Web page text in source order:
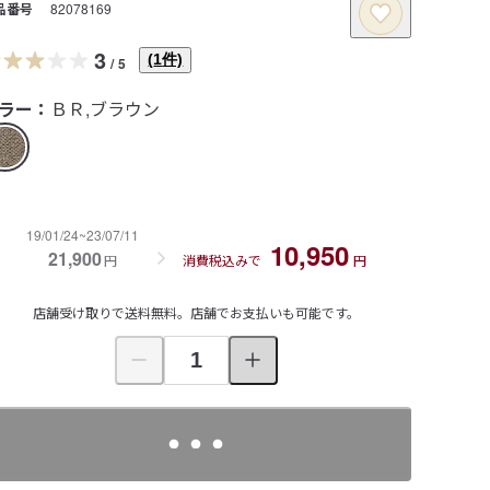
番号 82078169
3 / 5 (1件)
ー： ＢＲ,ブラウン
19/01/24~23/07/11
21,900円 消費税込みで 10,950 円
店舗受け取りで送料無料。店舗でお支払いも可能です。